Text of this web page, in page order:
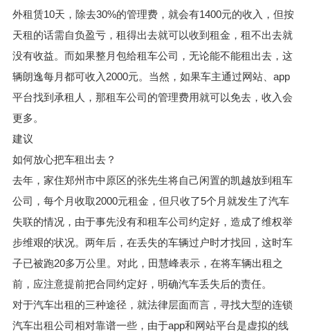
外租赁10天，除去30%的管理费，就会有1400元的收入，但按
天租的话需自负盈亏，租得出去就可以收到租金，租不出去就
没有收益。而如果整月包给租车公司，无论能不能租出去，这
辆朗逸每月都可收入2000元。当然，如果车主通过网站、app
平台找到承租人，那租车公司的管理费用就可以免去，收入会
更多。
建议
如何放心把车租出去？
去年，家住郑州市中原区的张先生将自己闲置的凯越放到租车
公司，每个月收取2000元租金，但只收了5个月就发生了汽车
失联的情况，由于事先没有和租车公司约定好，造成了维权举
步维艰的状况。两年后，在丢失的车辆过户时才找回，这时车
子已被跑20多万公里。对此，田慧峰表示，在将车辆出租之
前，应注意提前把合同约定好，明确汽车丢失后的责任。
对于汽车出租的三种途径，就法律层面而言，寻找大型的连锁
汽车出租公司相对靠谱一些，由于app和网站平台是虚拟的线